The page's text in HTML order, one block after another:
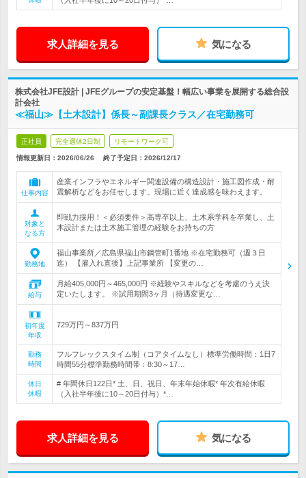
求人詳細を見る 気になる
株式会社JFE設計 | JFEグループの安定基盤！幅広い事業を展開する総合設
計会社
≪福山≫【土木設計】係長～副課長クラス／在宅勤務可
正社員 完全週休2日制 リモートワーク可
情報更新日：2026/06/26 終了予定日： 2026/12/17
仕事内容
産業インフラやエネルギー関連設備の構造設計・施工図作成・耐
震解析などをお任せします。現場に近く達成感を味わえます。
対象と
なる方
即戦力採用！＜必須要件＞高専卒以上、土木系学科を卒業し、土
木設計または土木施工管理の経験をお持ちの方
勤務地
福山事業所／広島県福山市鋼管町1番地 ※在宅勤務可（週３日
迄） 【雇入れ直後】上記事業所 【変更の…
給与
月給405,000円～465,000円 ※経験やスキルなどを考慮のうえ決
定いたします。 ※試用期間3ヶ月（待遇変更な…
初年度
年収
729万円～837万円
勤務
時間
フルフレックスタイム制（コアタイムなし）標準労働時間：1日7
時間55分標準勤務時間帯：8:30～17…
休日
休暇
# 年間休日122日* 土、日、祝日、年末年始休暇* 年次有給休暇
（入社半年後に10～20日付与）*…
求人詳細を見る 気になる